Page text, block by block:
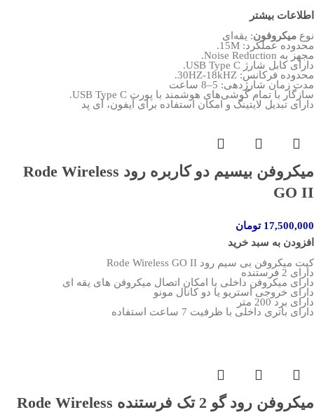
اطلاعات بیشتر
نوع میکروفون: یقه‌ای
محدوده عملکرد: 15M.
مجهز به Noise Reduction.
دارای کابل شارژ USB Type C.
محدوده فرکانس: 30HZ-18kHZ.
مدت زمان شارژدهی: 5–8 ساعت
سازگار با تمام گوشی‌های هوشمند با پورت USB Type C.
دارای تبدیل لایتینگ و امکان استفاده برای آیفون، آی پد
میکروفن بیسیم دو کاربره رود Rode Wireless
GO II
17,500,000 تومان
افزودن به سبد خرید
کیت میکروفن بی سیم رود Rode Wireless GO II
دارای 2 فرستنده
دارای میکروفن داخلی با امکان اتصال میکروفن های یقه ای
دارای خروجی استریو یا دو کانال مونو
دارای برد 200 متر
دارای باتری داخلی با ظرفیت 7 ساعت استفاده
میکروفن رود گو 2 تک فرستنده Rode Wireless